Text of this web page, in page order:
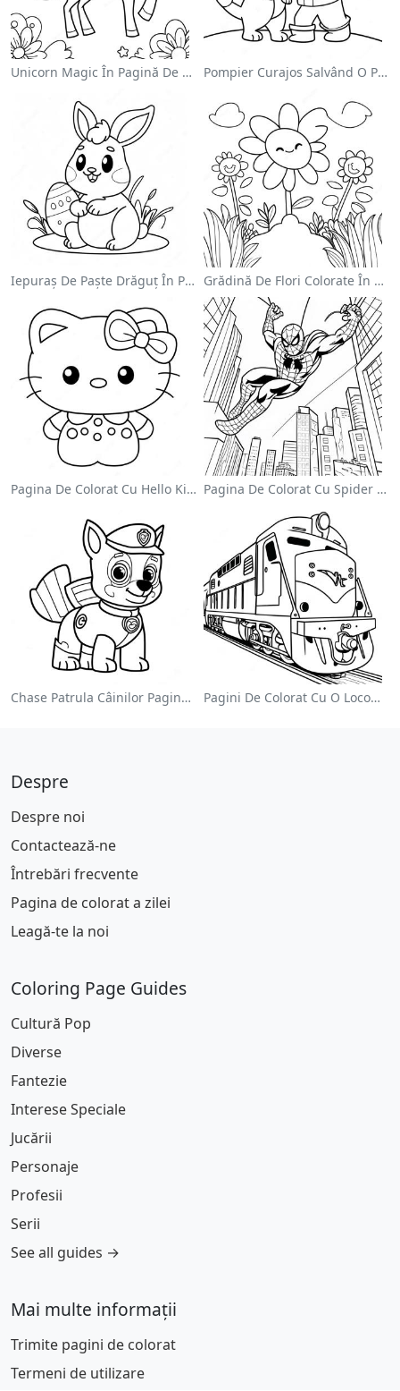
Unicorn Magic În Pagină De Colorat Cu Curcubeu Pompier Curajos Salvând O Pisică - Pagina De Colorat
Iepuraș De Paște Drăguț În Pagină De Colorat Grădină De Flori Colorate În Pagină De Colorat
Pagina De Colorat Cu Hello Kitty Drăguță Cu Fundiță Pagina De Colorat Cu Spider Man Swinging Prin Oraș
Chase Patrula Câinilor Pagina De Colorat Pagini De Colorat Cu O Locomotivă Colorată
Despre
Despre noi
Contactează-ne
Întrebări frecvente
Pagina de colorat a zilei
Leagă-te la noi
Coloring Page Guides
Cultură Pop
Diverse
Fantezie
Interese Speciale
Jucării
Personaje
Profesii
Serii
See all guides →
Mai multe informații
Trimite pagini de colorat
Termeni de utilizare